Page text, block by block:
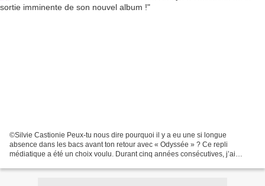
©Silvie Castionie Peux-tu nous dire pourquoi il y a eu une si longue
absence dans les bacs avant ton retour avec « Odyssée » ? Ce repli
médiatique a été un choix voulu. Durant cinq années consécutives, j’ai